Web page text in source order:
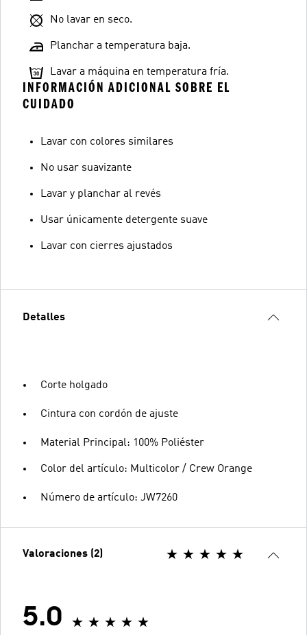
No lavar en seco.
Planchar a temperatura baja.
Lavar a máquina en temperatura fría.
INFORMACIÓN ADICIONAL SOBRE EL
CUIDADO
Lavar con colores similares
No usar suavizante
Lavar y planchar al revés
Usar únicamente detergente suave
Lavar con cierres ajustados
Detalles
Corte holgado
Cintura con cordón de ajuste
Material Principal: 100% Poliéster
Color del artículo: Multicolor / Crew Orange
Número de artículo: JW7260
Valoraciones (2)
5.0